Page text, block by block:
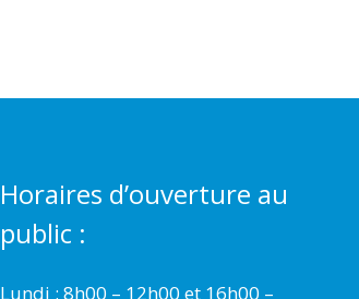
Horaires d’ouverture au
public :
Lundi : 8h00 – 12h00 et 16h00 –